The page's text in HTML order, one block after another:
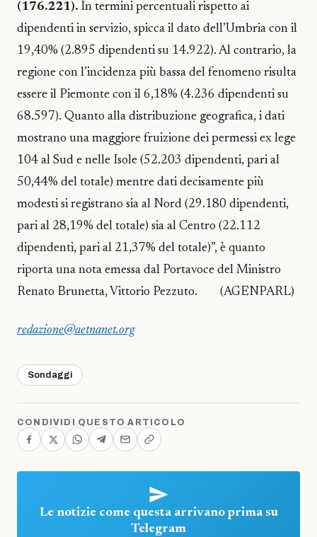
(176.221). In termini percentuali rispetto ai
dipendenti in servizio, spicca il dato dell’Umbria con il
19,40% (2.895 dipendenti su 14.922). Al contrario, la
regione con l’incidenza più bassa del fenomeno risulta
essere il Piemonte con il 6,18% (4.236 dipendenti su
68.597). Quanto alla distribuzione geografica, i dati
mostrano una maggiore fruizione dei permessi ex lege
104 al Sud e nelle Isole (52.203 dipendenti, pari al
50,44% del totale) mentre dati decisamente più
modesti si registrano sia al Nord (29.180 dipendenti,
pari al 28,19% del totale) sia al Centro (22.112
dipendenti, pari al 21,37% del totale)”, è quanto
riporta una nota emessa dal Portavoce del Ministro
Renato Brunetta, Vittorio Pezzuto. (AGENPARL)
redazione@aetnanet.org
Sondaggi
CONDIVIDI QUESTO ARTICOLO
Le notizie come questa arrivano prima su
Telegram